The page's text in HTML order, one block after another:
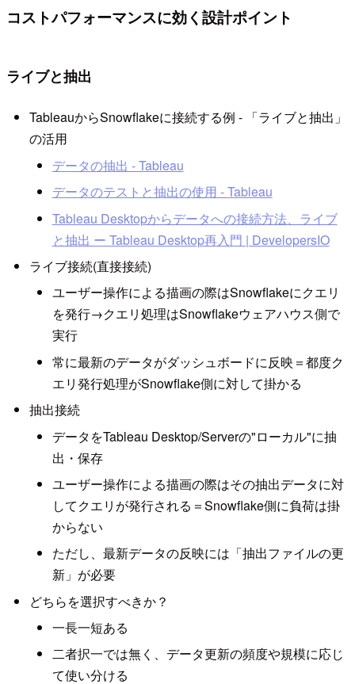
コストパフォーマンスに効く設計ポイント
ライブと抽出
TableauからSnowflakeに接続する例 - 「ライブと抽出」
の活用
データの抽出 - Tableau
データのテストと抽出の使用 - Tableau
Tableau Desktopからデータへの接続方法、ライブ
と抽出 ー Tableau Desktop再入門 | DevelopersIO
ライブ接続(直接接続)
ユーザー操作による描画の際はSnowflakeにクエリ
を発行→クエリ処理はSnowflakeウェアハウス側で
実行
常に最新のデータがダッシュボードに反映＝都度ク
エリ発行処理がSnowflake側に対して掛かる
抽出接続
データをTableau Desktop/Serverの"ローカル"に抽
出・保存
ユーザー操作による描画の際はその抽出データに対
してクエリが発行される＝Snowflake側に負荷は掛
からない
ただし、最新データの反映には「抽出ファイルの更
新」が必要
どちらを選択すべきか？
一長一短ある
二者択一では無く、データ更新の頻度や規模に応じ
て使い分ける